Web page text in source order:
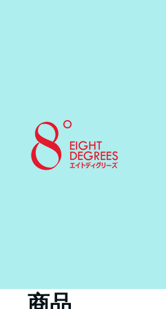
商品